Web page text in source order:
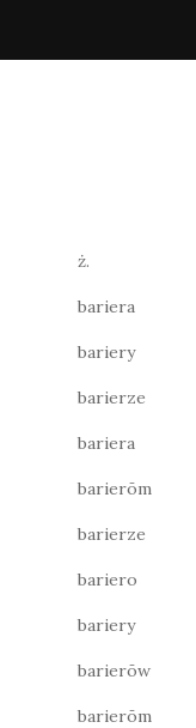
ż.
bariera
bariery
barierze
bariera
barierōm
barierze
bariero
bariery
barierōw
barierōm